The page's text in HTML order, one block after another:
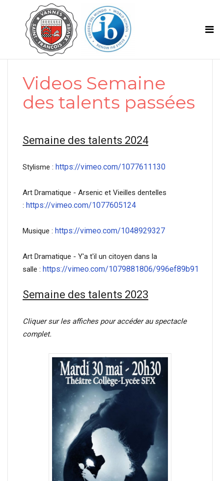
Videos Semaine
des talents passées
Semaine des talents 2024
Stylisme : https://vimeo.com/1077611130
Art Dramatique - Arsenic et Vieilles dentelles
: https://vimeo.com/1077605124
Musique : https://vimeo.com/1048929327
Art Dramatique - Y'a t'il un citoyen dans la
salle : https://vimeo.com/1079881806/996ef89b91
Semaine des talents 2023
Cliquer sur les affiches pour accéder au spectacle
complet.